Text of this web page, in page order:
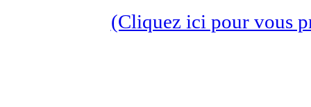
(Cliquez ici pour vous